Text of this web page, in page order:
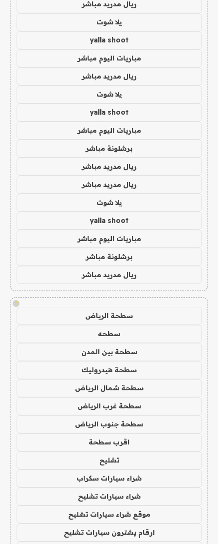
ريال مدريد مباشر
يلا شوت
yalla shoot
مباريات اليوم مباشر
ريال مدريد مباشر
يلا شوت
yalla shoot
مباريات اليوم مباشر
برشلونة مباشر
ريال مدريد مباشر
ريال مدريد مباشر
يلا شوت
yalla shoot
مباريات اليوم مباشر
برشلونة مباشر
ريال مدريد مباشر
!
سطحة الرياض
سطحه
سطحة بين المدن
سطحة هيدروليك
سطحة شمال الرياض
سطحة غرب الرياض
سطحة جنوب الرياض
اقرب سطحة
تشليح
شراء سيارات سكراب
شراء سيارات تشليح
موقع شراء سيارات تشليح
ارقام يشترون سيارات تشليح